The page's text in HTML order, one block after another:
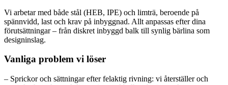
Vi arbetar med både stål (HEB, IPE) och limträ, beroende på
spännvidd, last och krav på inbyggnad. Allt anpassas efter dina
förutsättningar – från diskret inbyggd balk till synlig bärlina som
designinslag.
Vanliga problem vi löser
– Sprickor och sättningar efter felaktig rivning: vi återställer och